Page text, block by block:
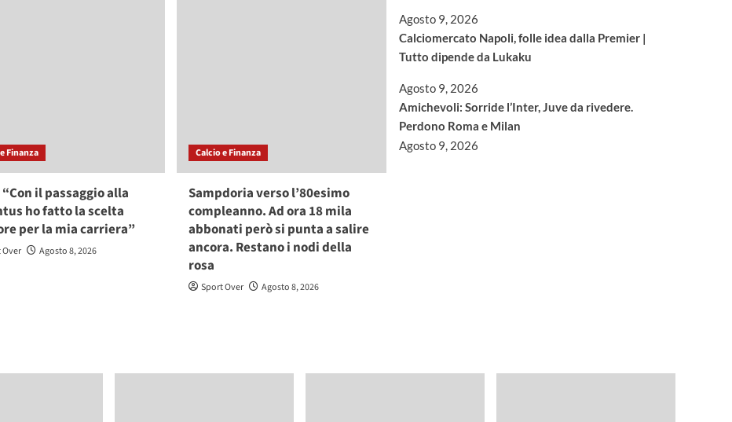
Finanza
il passaggio alla
ho fatto la scelta
per la mia carriera”
Over Agosto 8, 2026
Calcio e Finanza
Sampdoria verso l’80esimo
compleanno. Ad ora 18 mila
abbonati però si punta a salire
ancora. Restano i nodi della
rosa
Sport Over Agosto 8, 2026
Agosto 9, 2026
Calciomercato Napoli, folle idea dalla Premier |
Tutto dipende da Lukaku
Agosto 9, 2026
Amichevoli: Sorride l’Inter, Juve da rivedere.
Perdono Roma e Milan
Agosto 9, 2026